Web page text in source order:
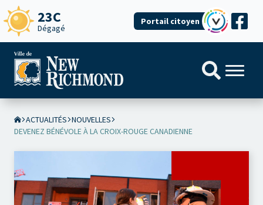
23C
Dégagé
Portail citoyen
ACTUALITÉS NOUVELLES
DEVENEZ BÉNÉVOLE À LA CROIX-ROUGE CANADIENNE